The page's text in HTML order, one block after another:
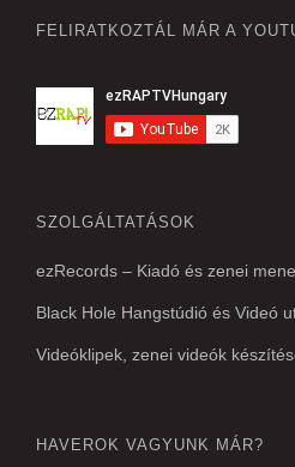
FELIRATKOZTÁL MÁR A
SZOLGÁLTATÁSOK
ezRecords – Kiadó és zenei
Black Hole Hangstúdió és Videó
Videóklipek, zenei videók
HAVEROK VAGYUNK MÁR?